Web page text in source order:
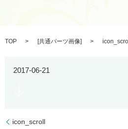
TOP [共通パーツ画像] icon_scroll
2017-06-21
icon_scroll